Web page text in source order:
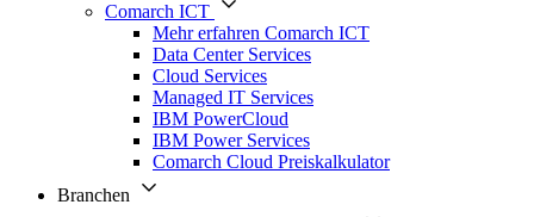
Comarch ICT
Mehr erfahren Comarch ICT
Data Center Services
Cloud Services
Managed IT Services
IBM PowerCloud
IBM Power Services
Comarch Cloud Preiskalkulator
Branchen